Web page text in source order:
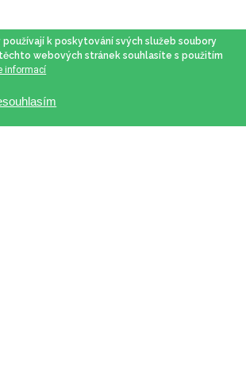
k poskytování svých služeb soubory
webových stránek souhlasíte s použitím
informací